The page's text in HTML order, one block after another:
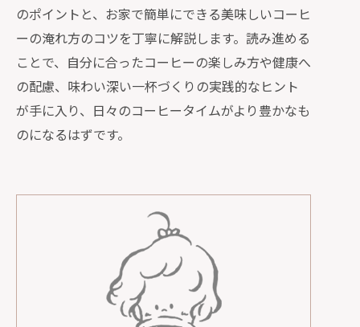
のポイントと、お家で簡単にできる美味しいコーヒ
ーの淹れ方のコツを丁寧に解説します。読み進める
ことで、自分に合ったコーヒーの楽しみ方や健康へ
の配慮、味わい深い一杯づくりの実践的なヒント
が手に入り、日々のコーヒータイムがより豊かなも
のになるはずです。